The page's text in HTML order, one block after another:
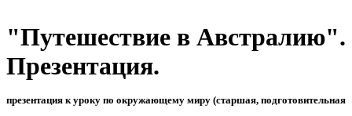
"Путешествие в Австралию".
Презентация.
презентация к уроку по окружающему миру (старшая, подготовительная